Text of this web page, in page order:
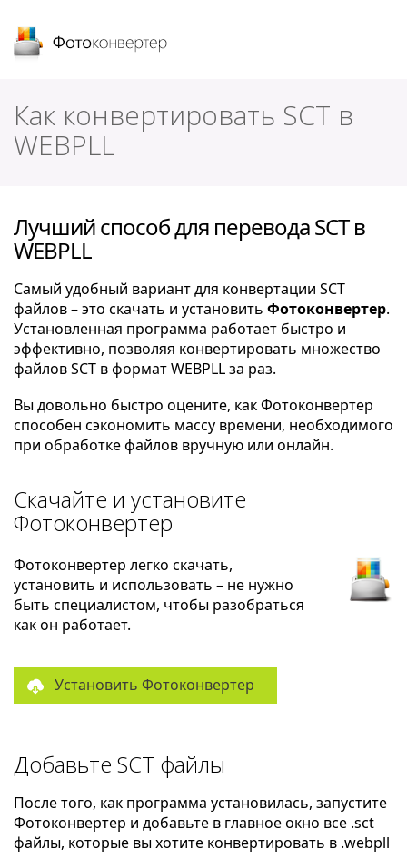
Как конвертировать SCT в
WEBPLL
Лучший способ для перевода SCT в
WEBPLL
Самый удобный вариант для конвертации SCT
файлов – это скачать и установить Фотоконвертер.
Установленная программа работает быстро и
эффективно, позволяя конвертировать множество
файлов SCT в формат WEBPLL за раз.
Вы довольно быстро оцените, как Фотоконвертер
способен сэкономить массу времени, необходимого
при обработке файлов вручную или онлайн.
Скачайте и установите
Фотоконвертер
Фотоконвертер легко скачать,
установить и использовать – не нужно
быть специалистом, чтобы разобраться
как он работает.
Установить Фотоконвертер
Добавьте SCT файлы
После того, как программа установилась, запустите
Фотоконвертер и добавьте в главное окно все .sct
файлы, которые вы хотите конвертировать в .webpll